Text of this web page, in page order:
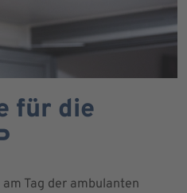
für die
Tag der ambulanten